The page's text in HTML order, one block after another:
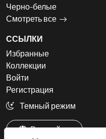
Черно-белые
Смотреть все
ССЫЛКИ
Избранные
Коллекции
Войти
Регистрация
Темный режим
Русский